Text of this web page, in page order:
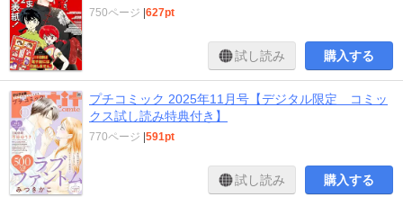
750ページ 627pt
試し読み 購入する
プチコミック 2025年11月号【デジタル限定 コミッ
クス試し読み特典付き】
770ページ 591pt
試し読み 購入する